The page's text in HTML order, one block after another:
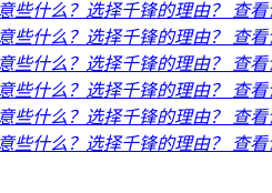
些什么？选择千锋的理由？
查
些什么？选择千锋的理由？
查
些什么？选择千锋的理由？
查
些什么？选择千锋的理由？
查
些什么？选择千锋的理由？
查
些什么？选择千锋的理由？
查